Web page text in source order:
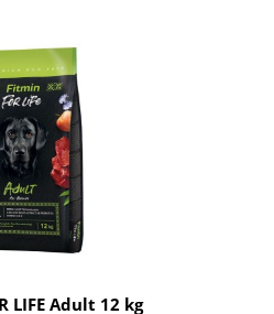
LIFE Adult 12 kg